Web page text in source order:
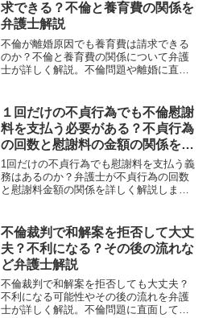
求できる？不倫と養育費の関係を
弁護士解説
不倫が離婚原因でも養育費は請求できる
のか？不倫と養育費の関係について弁護
士が詳しく解説。不倫問題や離婚に直面
１回だけの不貞行為でも不倫慰謝
料を支払う必要がある？不貞行為
の回数と慰謝料の金額の関係を弁
護士解説
1回だけの不貞行為でも慰謝料を支払う義
務はあるのか？弁護士が不貞行為の回数
と慰謝料金額の関係を詳しく解説しま
見。法的なリスクを把握し、トラブルを
未然に防ぐための重要な情報をお届けし
ます。
不倫裁判で和解案を拒否して大丈
夫？不利になる？その後の流れな
ど弁護士解説
不倫裁判で和解案を拒否しても大丈夫？
不利になる可能性やその後の流れを弁護
士が詳しく解説。不倫問題に直面してい